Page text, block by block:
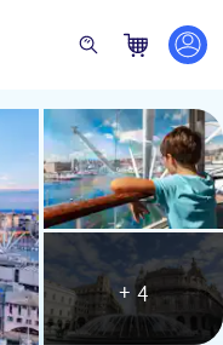
+ 4